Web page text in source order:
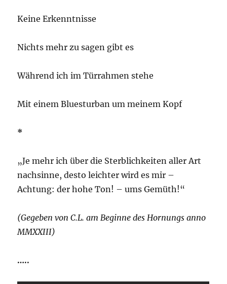
Keine Erkenntnisse
Nichts mehr zu sagen gibt es
Während ich im Türrahmen stehe
Mit einem Bluesturban um meinem Kopf
*
„Je mehr ich über die Sterblichkeiten aller Art
nachsinne, desto leichter wird es mir –
Achtung: der hohe Ton! – ums Gemüth!“
(Gegeben von C.L. am Beginne des Hornungs anno
MMXXIII)
…..